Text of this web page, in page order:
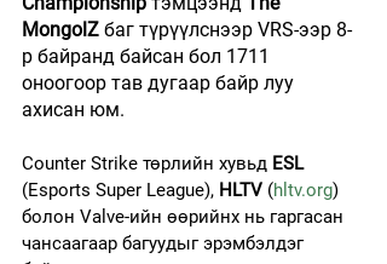
MongolZ баг түрүүлснээр VRS-ээр 8-
р байранд байсан бол 1711
оноогоор тав дугаар байр луу
ахисан юм.
Counter Strike төрлийн хувьд ESL
(Esports Super League), HLTV (hltv.org)
болон Valve-ийн өөрийнх нь гаргасан
чансаагаар багуудыг эрэмбэлдэг